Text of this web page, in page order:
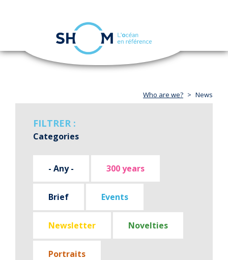
Skip
navigation
Who are we? News
FILTRER :
Categories
- Any - 300 years
Brief Events
Newsletter Novelties
Portraits